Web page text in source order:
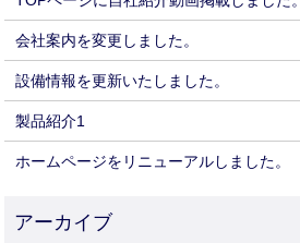
会社案内を変更しました。
設備情報を更新いたしました。
製品紹介1
ホームページをリニューアルしました。